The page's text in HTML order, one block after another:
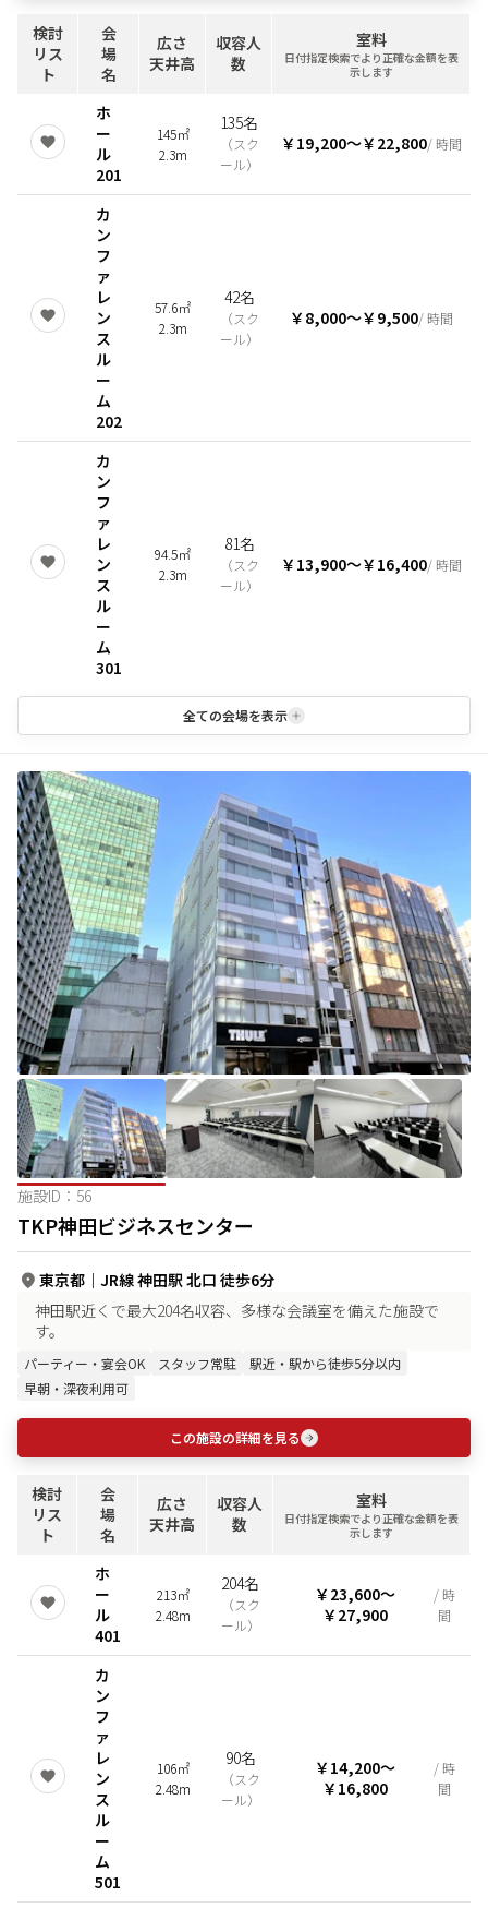
検討
リス
ト
会
場
名
広さ
天井高
収容人
数
室料
日付指定検索でより正確な金額を表
示します
ホ
ー
ル
201
145㎡
2.3m
135名
（スク
ール）
￥19,200〜￥22,800/ 時間
カ
ン
フ
ァ
レ
ン
ス
ル
ー
ム
202
57.6㎡
2.3m
42名
（スク
ール）
￥8,000〜￥9,500/ 時間
カ
ン
フ
ァ
レ
ン
ス
ル
ー
ム
301
94.5㎡
2.3m
81名
（スク
ール）
￥13,900〜￥16,400/ 時間
全ての会場を表示
施設ID： 56
TKP神田ビジネスセンター
東京都 ｜ JR線 神田駅 北口 徒歩6分
神田駅近くで最大204名収容、多様な会議室を備えた施設で
す。
パーティー・宴会OK スタッフ常駐
駅近・駅から徒歩5分以内
早朝・深夜利用可
この施設の詳細を見る
検討
リス
ト
会
場
名
広さ
天井高
収容人
数
室料
日付指定検索でより正確な金額を表
示します
ホ
ー
ル
401
213㎡
2.48m
204名
（スク
ール）
￥23,600〜
￥27,900
/ 時
間
カ
ン
フ
ァ
レ
ン
ス
ル
ー
ム
501
106㎡
2.48m
90名
（スク
ール）
￥14,200〜
￥16,800
/ 時
間